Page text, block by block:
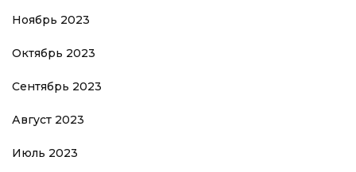
Ноябрь 2023
Октябрь 2023
Сентябрь 2023
Август 2023
Июль 2023